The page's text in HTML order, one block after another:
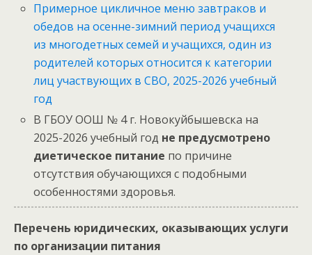
Примерное цикличное меню завтраков и
обедов на осенне-зимний период учащихся
из многодетных семей и учащихся, один из
родителей которых относится к категории
лиц участвующих в СВО, 2025-2026 учебный
год
В ГБОУ ООШ № 4 г. Новокуйбышевска на
2025-2026 учебный год не предусмотрено
диетическое питание по причине
отсутствия обучающихся с подобными
особенностями здоровья.
Перечень юридических, оказывающих услуги
по организации питания